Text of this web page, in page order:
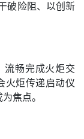
破险阻、以创新
流畅完成火炬交
火炬传递启动仪
焦点。